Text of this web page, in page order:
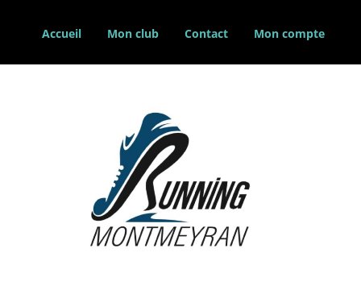
Accueil Mon club Contact Mon compte